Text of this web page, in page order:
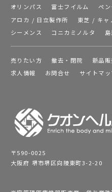
オリンパス 富士フイルム ペ
アロカ / 日立製作所
東芝 / キャ
シーメンス
コニカミノルタ
売りたい方 撤去・閉院 新品販
求人情報
お問合せ サイトマッ
〒590-0025
大阪府 堺市堺区向陵東町3-2-20